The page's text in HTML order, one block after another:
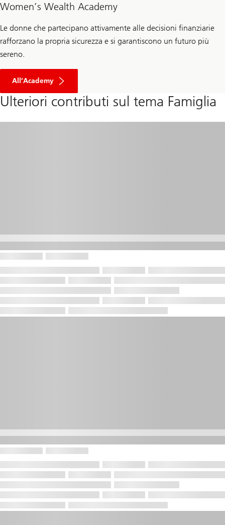
Women’s Wealth Academy
Le donne che partecipano attivamente alle decisioni finanziarie
rafforzano la propria sicurezza e si garantiscono un futuro più
sereno.
All’Academy
Ulteriori contributi sul tema Famiglia